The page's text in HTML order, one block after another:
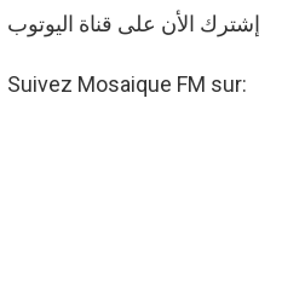
إشترك الأن على قناة اليوتوب
Suivez Mosaique FM sur: